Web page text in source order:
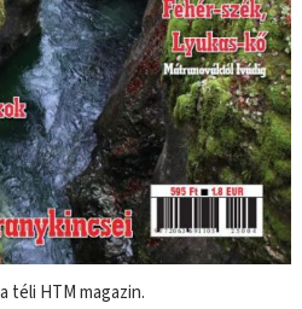
téli HTM magazin.